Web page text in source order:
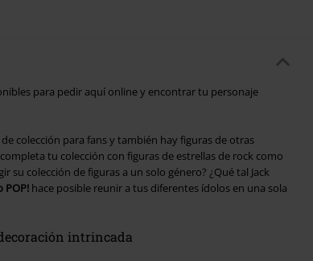
para pedir aquí online y encontrar tu personaje
colección para fans y también hay figuras de otras
tu colección con figuras de estrellas de rock como
colección de figuras a un solo género? ¿Qué tal Jack
POP!hace posible reunir a tus diferentes ídolos en una sola
intrincada